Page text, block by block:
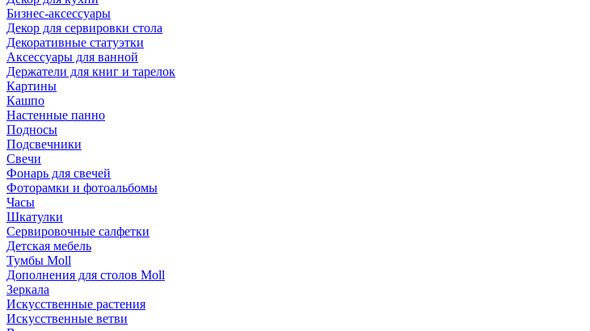
Бизнес-аксессуары
Декор для сервировки стола
Декоративные статуэтки
Аксессуары для ванной
Держатели для книг и тарелок
Картины
Кашпо
Настенные панно
Подносы
Подсвечники
Свечи
Фонарь для свечей
Фоторамки и фотоальбомы
Часы
Шкатулки
Сервировочные салфетки
Детская мебель
Тумбы Moll
Дополнения для столов Moll
Зеркала
Искусственные растения
Искусственные ветви